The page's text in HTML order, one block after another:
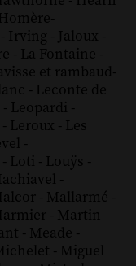
Homère-
- Irving - Jaloux -
- La Fontaine -
et rambaud-
- Leconte de
- Leopardi -
- Leroux - Les
-
- Loti - Louÿs -
-
- Mallarmé -
- Martin
- Meade -
- Miguel